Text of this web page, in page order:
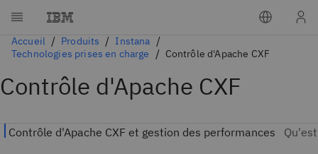
Accueil Produits
Instana
Technologies prises en charge
Contrôle d'Apache CXF
Contrôle d'Apache CXF